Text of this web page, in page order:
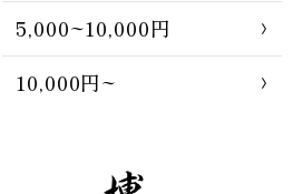
5,000~10,000円
10,000円~